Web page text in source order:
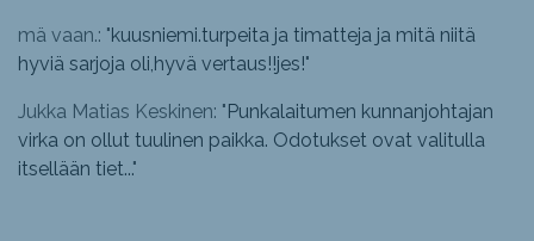
mä vaan.: "kuusniemi.turpeita ja timatteja ja mitä niitä
hyviä sarjoja oli,hyvä vertaus!!jes!"
Jukka Matias Keskinen: "Punkalaitumen kunnanjohtajan
virka on ollut tuulinen paikka. Odotukset ovat valitulla
itsellään tiet..."